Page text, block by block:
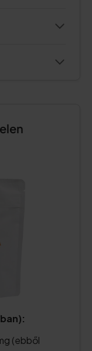
(ebből